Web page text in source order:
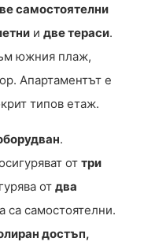
самостоятелни
и две тераси.
южния плаж,
Апартаментът е
типов етаж.
.
от три
от два
са самостоятелни.
достъп,